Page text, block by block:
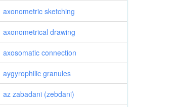
axonometric sketching
axonometrical drawing
axosomatic connection
aygyrophilic granules
az zabadani (zebdani)